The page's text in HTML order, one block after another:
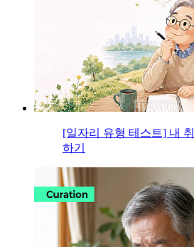
[일자리 유형 테스트] 내
하기